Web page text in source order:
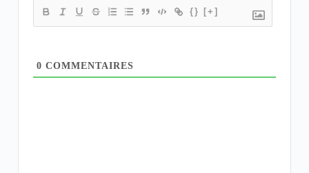
{} [+]
0 COMMENTAIRES